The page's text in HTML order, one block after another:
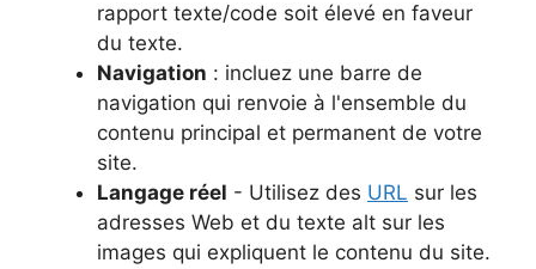
rapport texte/code soit élevé en faveur
du texte.
Navigation : incluez une barre de
navigation qui renvoie à l'ensemble du
contenu principal et permanent de votre
site.
Langage réel - Utilisez des URL sur les
adresses Web et du texte alt sur les
images qui expliquent le contenu du site.